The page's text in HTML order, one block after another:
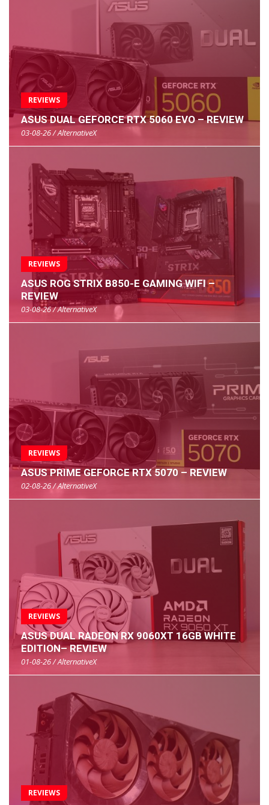
REVIEWS
ASUS DUAL GEFORCE RTX 5060 EVO – REVIEW
03-08-26 / AlternativeX
REVIEWS
ASUS ROG STRIX B850-E GAMING WIFI –
REVIEW
03-08-26 / AlternativeX
REVIEWS
ASUS PRIME GEFORCE RTX 5070 – REVIEW
02-08-26 / AlternativeX
REVIEWS
ASUS DUAL RADEON RX 9060XT 16GB WHITE
EDITION– REVIEW
01-08-26 / AlternativeX
REVIEWS